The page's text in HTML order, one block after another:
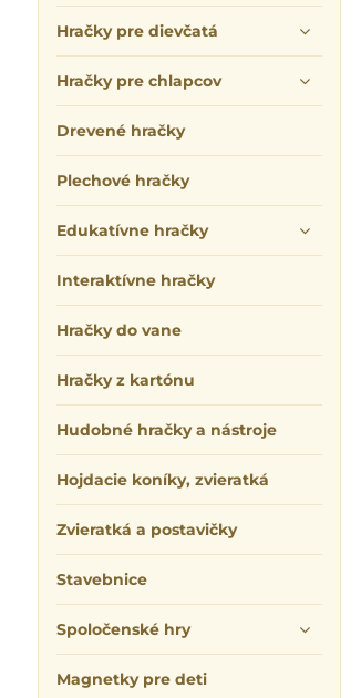
Hračky pre dievčatá
Hračky pre chlapcov
Drevené hračky
Plechové hračky
Edukatívne hračky
Interaktívne hračky
Hračky do vane
Hračky z kartónu
Hudobné hračky a nástroje
Hojdacie koníky, zvieratká
Zvieratká a postavičky
Stavebnice
Spoločenské hry
Magnetky pre deti